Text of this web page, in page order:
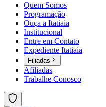
Quem Somos
Programação
Ouça a Itatiaia
Institucional
Entre em Contato
Expediente Itatiaia
Filiadas
Afiliadas
Trabalhe Conosco